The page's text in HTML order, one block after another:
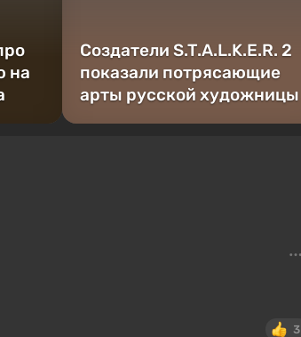
на
Создатели S.T.A.L.K.E.R. 2
показали потрясающие
арты русской художницы
3